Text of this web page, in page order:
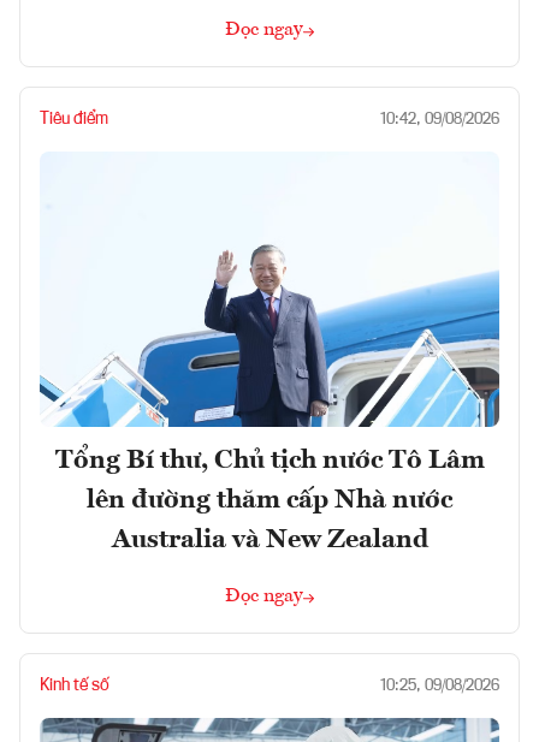
Đọc ngay
Tiêu điểm 10:42, 09/08/2026
Tổng Bí thư, Chủ tịch nước Tô Lâm
lên đường thăm cấp Nhà nước
Australia và New Zealand
Đọc ngay
Kinh tế số 10:25, 09/08/2026